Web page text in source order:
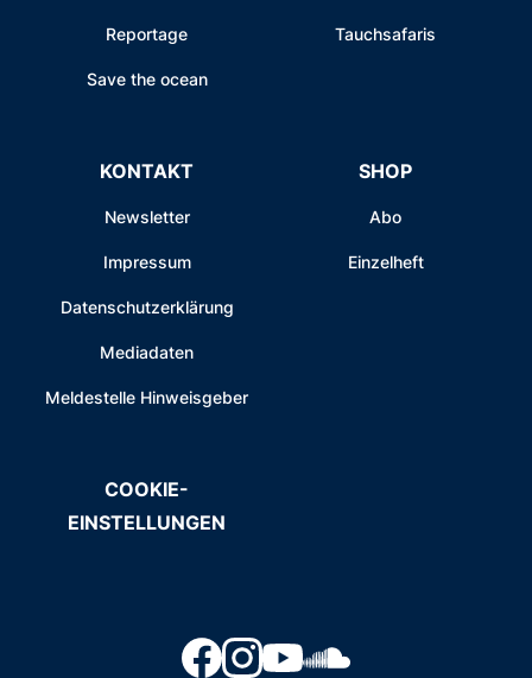
Reportage
Save the ocean
Tauchsafaris
KONTAKT
Newsletter
Impressum
Datenschutzerklärung
Mediadaten
Meldestelle Hinweisgeber
SHOP
Abo
Einzelheft
COOKIE-
EINSTELLUNGEN